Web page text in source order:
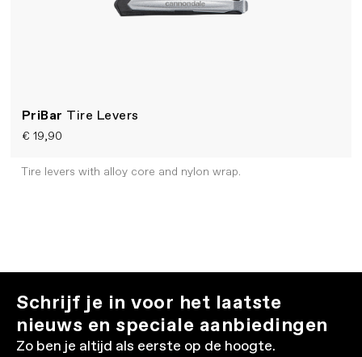
PriBar Tire Levers
€ 19,90
Tire levers with alloy core and nylon wrap.
Schrijf je in voor het laatste
nieuws en speciale aanbiedingen
Zo ben je altijd als eerste op de hoogte.